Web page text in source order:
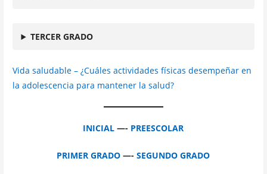
TERCER GRADO
Vida saludable – ¿Cuáles actividades físicas desempeñar en
la adolescencia para mantener la salud?
INICIAL—- PREESCOLAR
PRIMER GRADO —-SEGUNDO GRADO